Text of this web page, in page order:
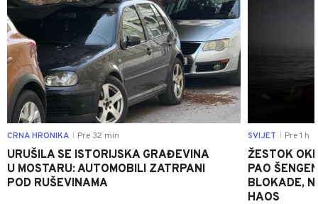
CRNA HRONIKA Pre 32 min
URUŠILA SE ISTORIJSKA GRAĐEVINA
U MOSTARU: AUTOMOBILI ZATRPANI
POD RUŠEVINAMA
SVIJET Pre 1 h
ŽESTOK
PAO
BLOKADE,
HAOS